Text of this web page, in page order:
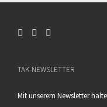
TAK-NEWSLETTER
Mit unserem Newsletter